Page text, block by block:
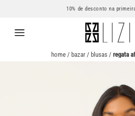
10% de desconto na
home/ bazar/ blusas/ regata